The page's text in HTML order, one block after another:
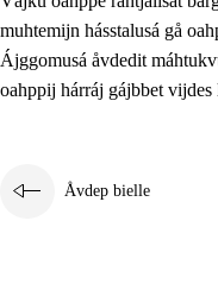
muhtemijn hásstalusá gå
Ájggomusá åvdedit
oahppij hárráj gájbbet
Åvdep bielle